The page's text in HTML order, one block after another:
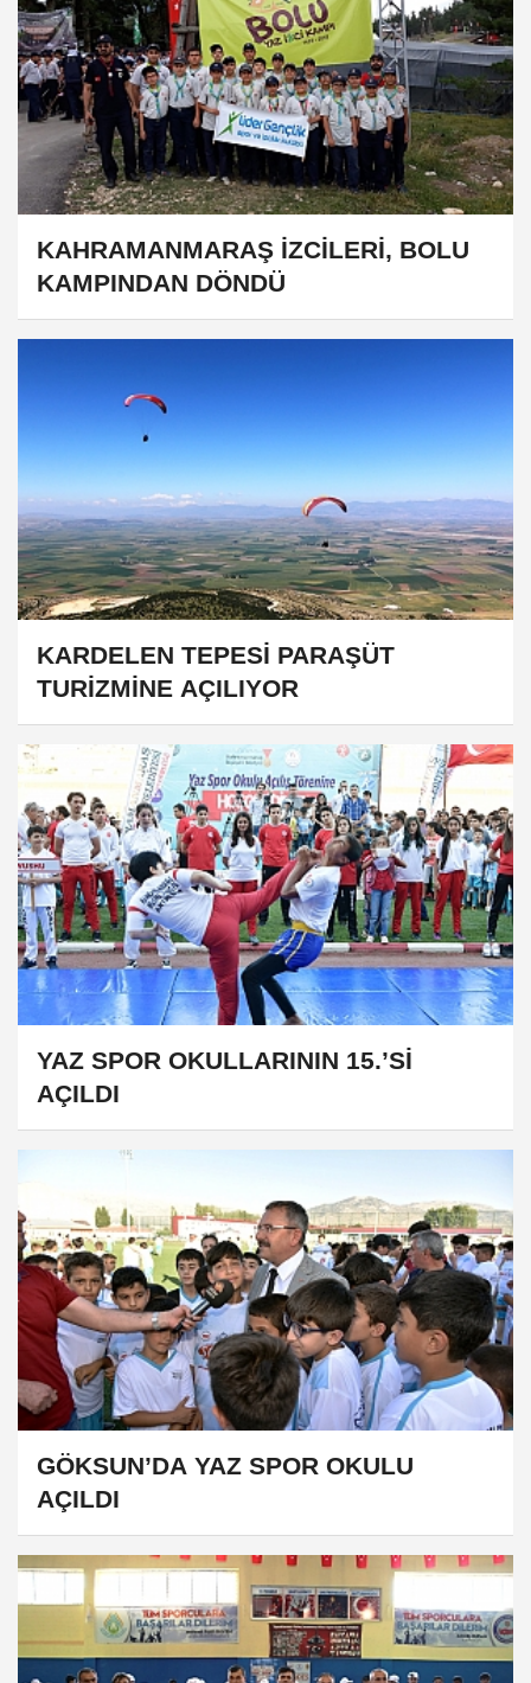
KAHRAMANMARAŞ İZCİLERİ, BOLU
KAMPINDAN DÖNDÜ
KARDELEN TEPESİ PARAŞÜT
TURİZMİNE AÇILIYOR
YAZ SPOR OKULLARININ 15.’Sİ
AÇILDI
GÖKSUN’DA YAZ SPOR OKULU
AÇILDI